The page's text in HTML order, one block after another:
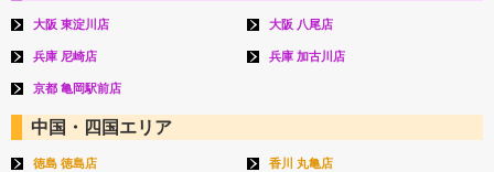
大阪 東淀川店 大阪 八尾店
兵庫 尼崎店 兵庫 加古川店
京都 亀岡駅前店
中国・四国エリア
徳島 徳島店 香川 丸亀店